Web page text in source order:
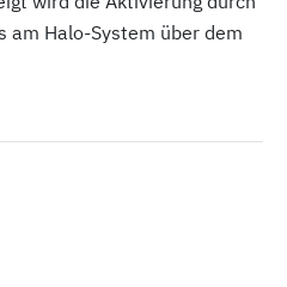
am Halo-System über dem